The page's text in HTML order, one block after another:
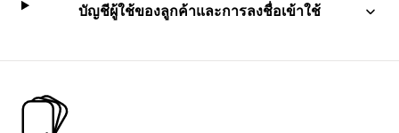
บัญชีผู้ใช้ของลูกค้าและการลงชื่อเข้าใช้